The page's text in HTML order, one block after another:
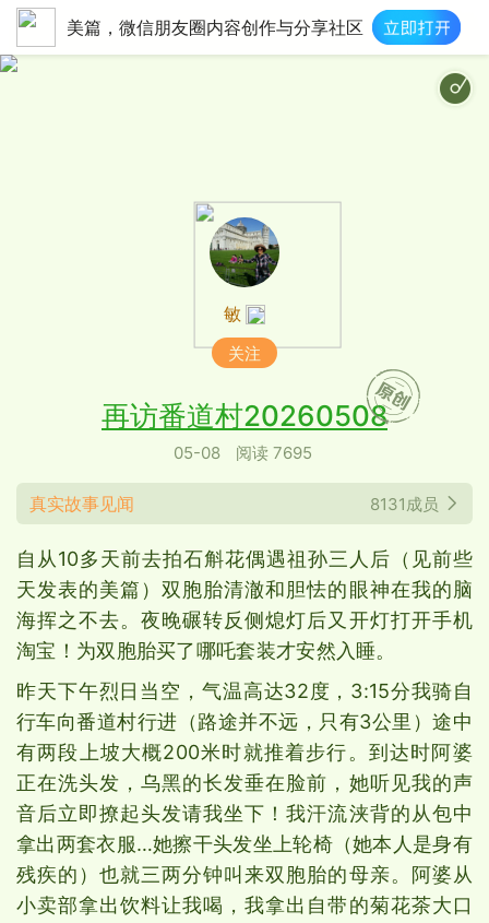
美篇，微信朋友圈内容创作与分享社区
敏
关注
再访番道村20260508
05-08 阅读 7695
真实故事见闻 8131成员
自从10多天前去拍石斛花偶遇祖孙三人后（见前些
天发表的美篇）双胞胎清澈和胆怯的眼神在我的脑
海挥之不去。夜晚碾转反侧熄灯后又开灯打开手机
淘宝！为双胞胎买了哪吒套装才安然入睡。
昨天下午烈日当空，气温高达32度，3:15分我骑自
行车向番道村行进（路途并不远，只有3公里）途中
有两段上坡大概200米时就推着步行。到达时阿婆
正在洗头发，乌黑的长发垂在脸前，她听见我的声
音后立即撩起头发请我坐下！我汗流浃背的从包中
拿出两套衣服…她擦干头发坐上轮椅（她本人是身有
残疾的）也就三两分钟叫来双胞胎的母亲。阿婆从
小卖部拿出饮料让我喝，我拿出自带的菊花茶大口